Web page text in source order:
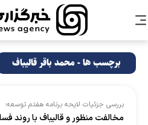
برچسب ها - محمد باقر قالیباف
بررسی جزئیات لایحه برنامه هفتم توسعه؛
مخالفت منظور و قالیباف با روند